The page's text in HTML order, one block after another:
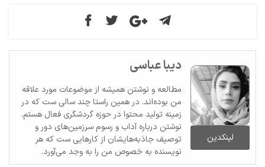
لینکدین
دیبا عباسی
مطالعه و نوشتن همیشه از موضوعات مورد علاقه
من بوده‌اند. در همین راستا چند سالی ست که در
زمینه تولید محتوا در حوزه گردشگری فعال هستم.
نوشتن درباره آداب و رسوم سرزمین‌های دور و
توصیف جاذبه‌هایشان از کارهایی ست که هر
نویسنده به خصوص من را به وجد می‌آورد.